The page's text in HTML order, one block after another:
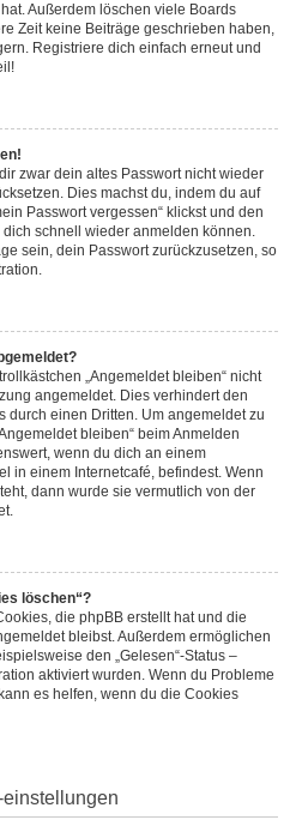
Außerdem löschen viele Boards
Zeit keine Beiträge geschrieben haben,
Registriere dich einfach erneut und
zwar dein altes Passwort nicht wieder
Dies machst du, indem du auf
Passwort vergessen“ klickst und den
schnell wieder anmelden können.
sein, dein Passwort zurückzusetzen, so
„Angemeldet bleiben“ nicht
angemeldet. Dies verhindert den
durch einen Dritten. Um angemeldet zu
bleiben“ beim Anmelden
wenn du dich an einem
in einem Internetcafé, befindest. Wenn
dann wurde sie vermutlich von der
löschen“?
die phpBB erstellt hat und die
bleibst. Außerdem ermöglichen
den „Gelesen“-Status –
aktiviert wurden. Wenn du Probleme
es helfen, wenn du die Cookies